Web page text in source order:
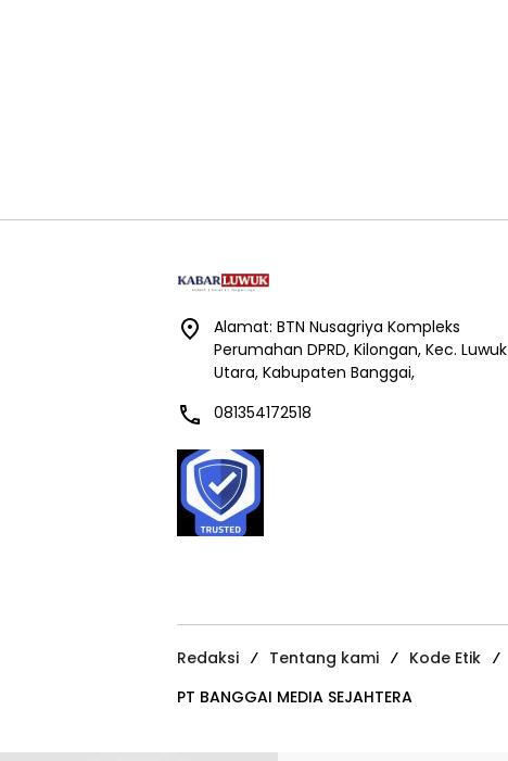
Alamat: BTN Nusagriya Kompleks
Perumahan DPRD, Kilongan, Kec. Luwuk
Utara, Kabupaten Banggai,
081354172518
Redaksi Tentang kami Kode Etik
PT BANGGAI MEDIA SEJAHTERA